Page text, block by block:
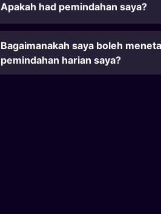
Apakah had pemindahan saya?
Bagaimanakah saya boleh
pemindahan harian saya?